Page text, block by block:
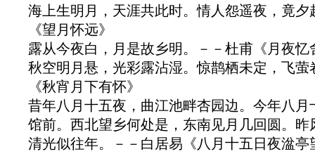
海上生明月，天涯共此时。情人怨遥夜，竟夕
《望月怀远》
露从今夜白，月是故乡明。－－杜甫《月夜忆
秋空明月悬，光彩露沾湿。惊鹊栖未定，飞萤
《秋宵月下有怀》
昔年八月十五夜，曲江池畔杏园边。今年八月
馆前。西北望乡何处是，东南见月几回圆。昨
清光似往年。－－白居易《八月十五日夜湓亭